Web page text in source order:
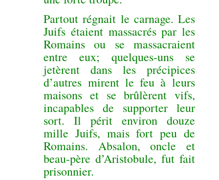
Partout régnait le carnage. Les
Juifs étaient massacrés par les
Romains ou se massacraient
entre eux; quelques-uns se
jetèrent dans les précipices
d’autres mirent le feu à leurs
maisons et se brûlèrent vifs,
incapables de supporter leur
sort. Il périt environ douze
mille Juifs, mais fort peu de
Romains. Absalon, oncle et
beau-père d’Aristobule, fut fait
prisonnier.